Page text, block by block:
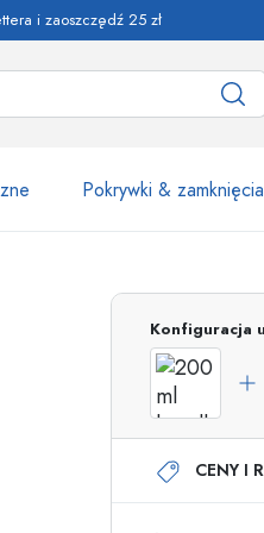
i zaoszczędź 25 zł
Pokrywki & zamknięcia
Dozowniki airless
Butelki roll-on
Konfiguracja
CENY I